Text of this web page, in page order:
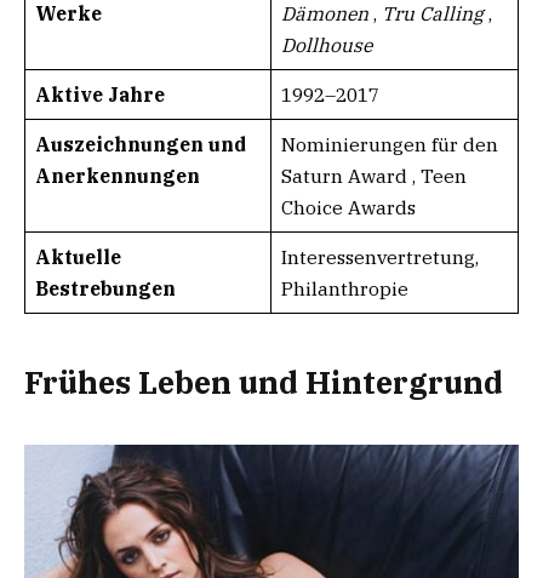
Werke
Dämonen, Tru Calling,
Dollhouse
Aktive Jahre 1992–2017
Auszeichnungen und
Anerkennungen
Nominierungen für den
Saturn Award , Teen
Choice Awards
Aktuelle
Bestrebungen
Interessenvertretung,
Philanthropie
Frühes Leben und Hintergrund